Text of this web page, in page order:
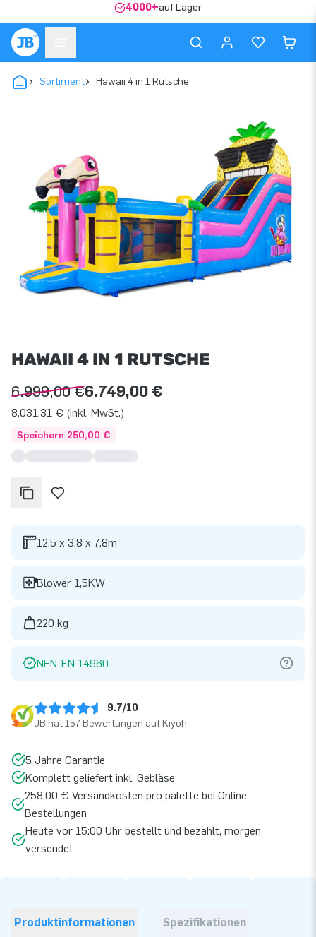
4000+auf Lager
Sortiment Hawaii 4 in 1 Rutsche
HAWAII 4 IN 1 RUTSCHE
6.999,00 €6.749,00 €
8.031,31 € (inkl. MwSt.)
Speichern 250,00 €
12.5 x 3.8 x 7.8m
Blower 1,5KW
220 kg
NEN-EN 14960
9.7/10
JB hat 157 Bewertungen auf Kiyoh
5 Jahre Garantie
Komplett geliefert inkl. Gebläse
258,00 € Versandkosten pro palette bei Online
Bestellungen
Heute vor 15:00 Uhr bestellt und bezahlt, morgen
versendet
Produktinformationen Spezifikationen